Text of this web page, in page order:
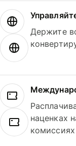
Держите
наценках